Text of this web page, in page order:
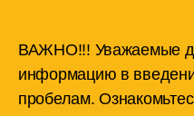
ВАЖНО!!! Уважаемые
информацию в
пробелам.